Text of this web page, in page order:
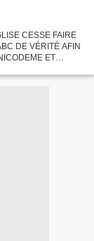
CESSE FAIRE
DE VÉRITÉ AFIN
ET